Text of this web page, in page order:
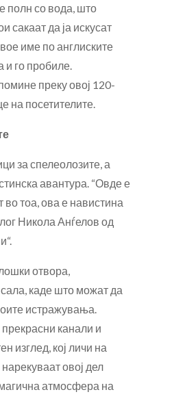
полн со вода, што
сакаат да ја искусат
име по англиските
и го пробиле.
преку овој 120-
на посетителите.
за спелеолозите, а
авантура. “Овде е
тоа, ова е навистина
Никола Анѓелов од
отвора,
каде што можат да
истражувања.
канали и
изглед, кој личи на
овој дел
атмосфера на